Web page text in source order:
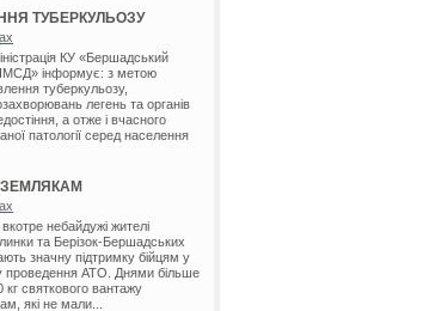
ТУБЕРКУЛЬОЗУ
КУ «Бершадський
інформує: з метою
туберкульозу,
легень та органів
а отже і вчасного
патології серед населення
небайдужі жителі
та Берізок-Бершадських
значну підтримку бійцям у
проведення АТО. Днями більше
кг святкового вантажу
які не мали...